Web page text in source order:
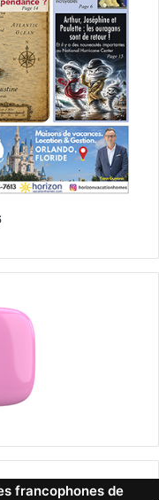
francophones de